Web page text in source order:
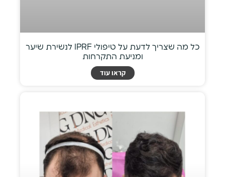
כל מה שצריך לדעת על טיפולי IPRF לנשירת שיער
ומניעת התקרחות
קראו עוד